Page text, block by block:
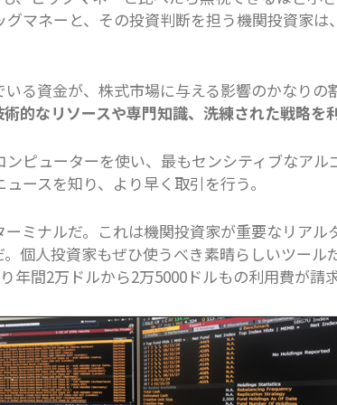
マネーと、その投資判断を担う機関投資家は
る資金が、株式市場に与える影響のかなりの
術的なリソースや専門知識、洗練された戦略を
ピューターを使い、最もセンシティブなアル
ースを知り、より早く取引を行う。
ミナルだ。これは機関投資家が重要なリアル
個人投資家もぜひ使うべき素晴らしいツール
年間2万ドルから2万5000ドルもの利用費が請